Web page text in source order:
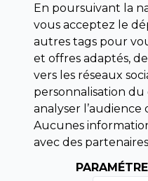
Beaux livres et art
Para scolaire
Histoire
Pochoteque
Pleiade
INFORMATIONS
Droit de rétractation
Conditions générales
En poursuivant la
vous acceptez le
autres tags pour
et offres adaptés,
vers les réseaux
personnalisation
analyser
Aucunes
avec des